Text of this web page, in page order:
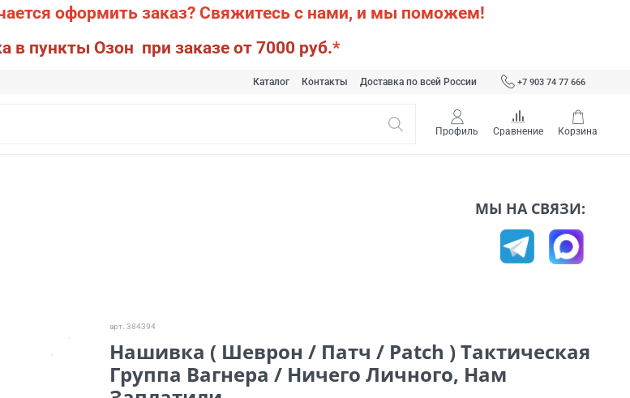
оформить заказ? Свяжитесь с нами, и мы поможем!
в пункты Озон при заказе от 7000 руб.*
Каталог Контакты Доставка по всей России +7 903 74 77 666
Профиль Сравнение Корзина
МЫ НА СВЯЗИ:
арт. 384394
Нашивка ( Шеврон / Патч / Patch ) Тактическая
Группа Вагнера / Ничего Личного, Нам